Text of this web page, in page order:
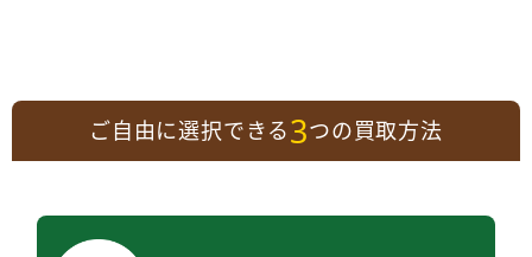
ご自由に選択できる3つの買取方法